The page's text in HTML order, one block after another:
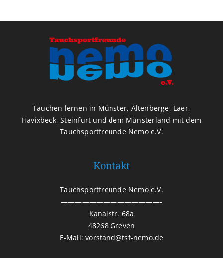
Tauchen lernen in Münster, Altenberge, Laer,
Havixbeck, Steinfurt und dem Münsterland mit dem
Tauchsportfreunde Nemo e.V.
Kontakt
Tauchsportfreunde Nemo e.V.
——————————————-
Kanalstr. 68a
48268 Greven
E-Mail: vorstand@tsf-nemo.de